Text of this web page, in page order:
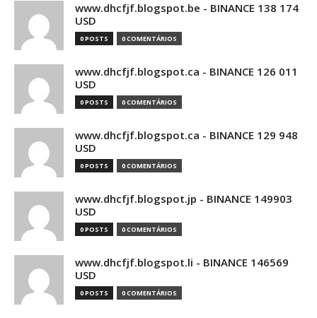
www.dhcfjf.blogspot.be - BINANCE 138 174
USD
0 POSTS 0 COMENTÁRIOS
www.dhcfjf.blogspot.ca - BINANCE 126 011
USD
0 POSTS 0 COMENTÁRIOS
www.dhcfjf.blogspot.ca - BINANCE 129 948
USD
0 POSTS 0 COMENTÁRIOS
www.dhcfjf.blogspot.jp - BINANCE 149903
USD
0 POSTS 0 COMENTÁRIOS
www.dhcfjf.blogspot.li - BINANCE 146569
USD
0 POSTS 0 COMENTÁRIOS